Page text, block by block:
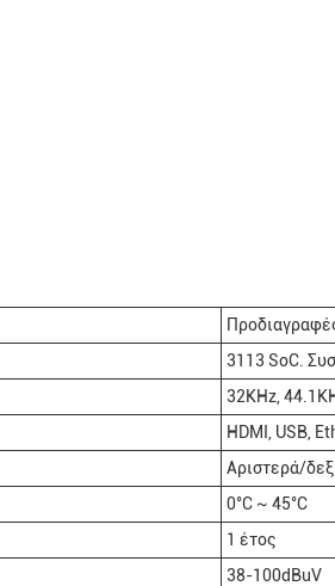
3113 SoC.
32KHz,
HDMI, USB,
Αριστερά/
0°C ~ 45°C
1 έτος
38-100dBuV